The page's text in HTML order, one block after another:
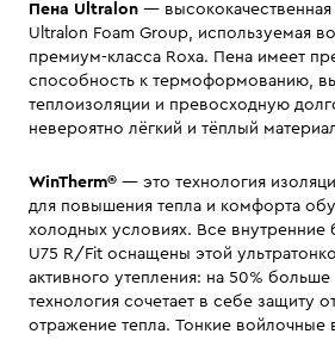
Пена Ultralon — высококачественная
Ultralon Foam Group, используемая
премиум-класса Roxa. Пена имеет
способность к термоформованию,
теплоизоляции и превосходную
невероятно лёгкий и тёплый
WinTherm® — это технология
для повышения тепла и комфорта
холодных условиях. Все внутренние
U75 R/Fit оснащены этой
активного утепления: на 50% больше
технология сочетает в себе защиту
отражение тепла. Тонкие войлочные